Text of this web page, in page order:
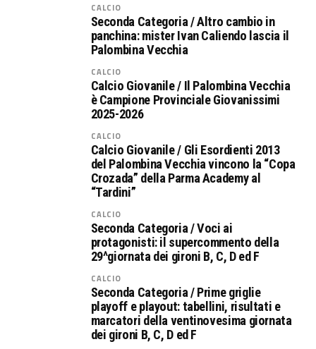
CALCIO
Seconda Categoria / Altro cambio in
panchina: mister Ivan Caliendo lascia il
Palombina Vecchia
CALCIO
Calcio Giovanile / Il Palombina Vecchia
è Campione Provinciale Giovanissimi
2025-2026
CALCIO
Calcio Giovanile / Gli Esordienti 2013
del Palombina Vecchia vincono la “Copa
Crozada” della Parma Academy al
“Tardini”
CALCIO
Seconda Categoria / Voci ai
protagonisti: il supercommento della
29^giornata dei gironi B, C, D ed F
CALCIO
Seconda Categoria / Prime griglie
playoff e playout: tabellini, risultati e
marcatori della ventinovesima giornata
dei gironi B, C, D ed F